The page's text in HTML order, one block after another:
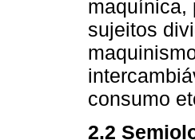
maquínica,
sujeitos
consumo
2.2